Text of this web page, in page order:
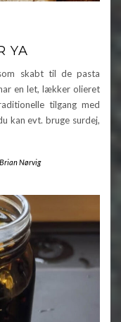
YA
skabt til de pasta
en let, lækker olieret
tilgang med
kan evt. bruge surdej,
Brian Nørvig